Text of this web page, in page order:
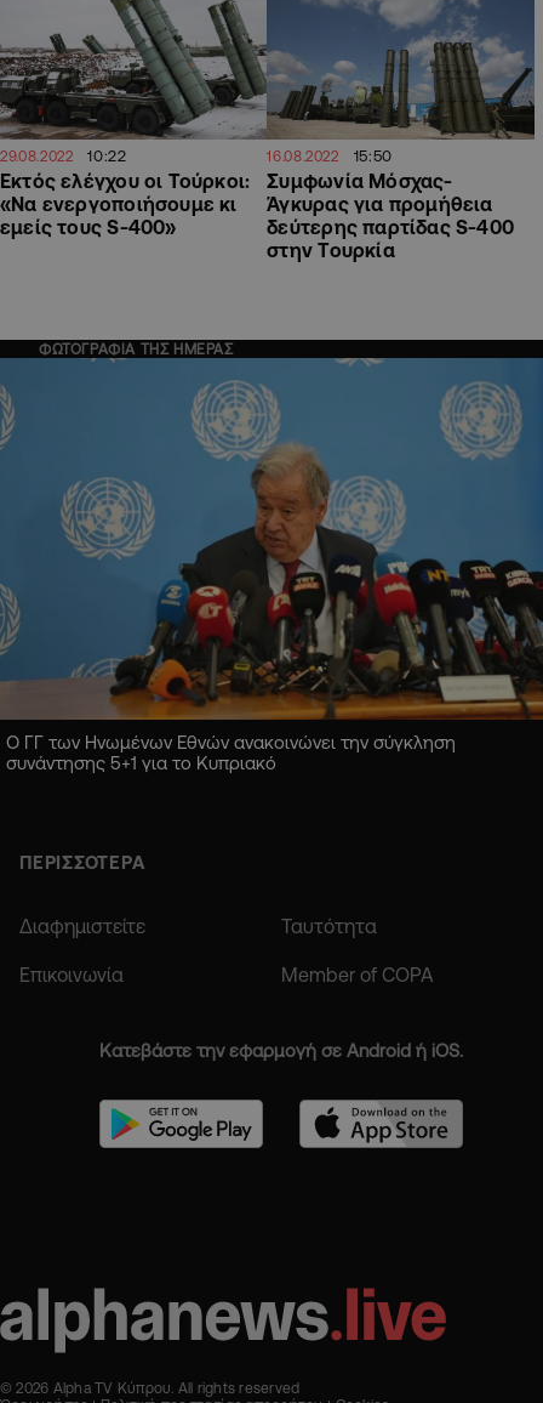
29.08.2022 10:22
Εκτός ελέγχου οι Τούρκοι:
«Να ενεργοποιήσουμε κι
εμείς τους S-400»
16.08.2022 15:50
Συμφωνία Μόσχας-
Άγκυρας για προμήθεια
δεύτερης παρτίδας S-400
στην Τουρκία
ΦΩΤΟΓΡΑΦΙΑ ΤΗΣ ΗΜΕΡΑΣ
Ο ΓΓ των Ηνωμένων Εθνών ανακοινώνει την σύγκληση
συνάντησης 5+1 για το Κυπριακό
ΠΕΡΙΣΣΟΤΕΡΑ
Διαφημιστείτε Ταυτότητα
Επικοινωνία Member of COPA
Κατεβάστε την εφαρμογή σε Android ή iOS.
© 2026 Alpha TV Κύπρου. All rights reserved